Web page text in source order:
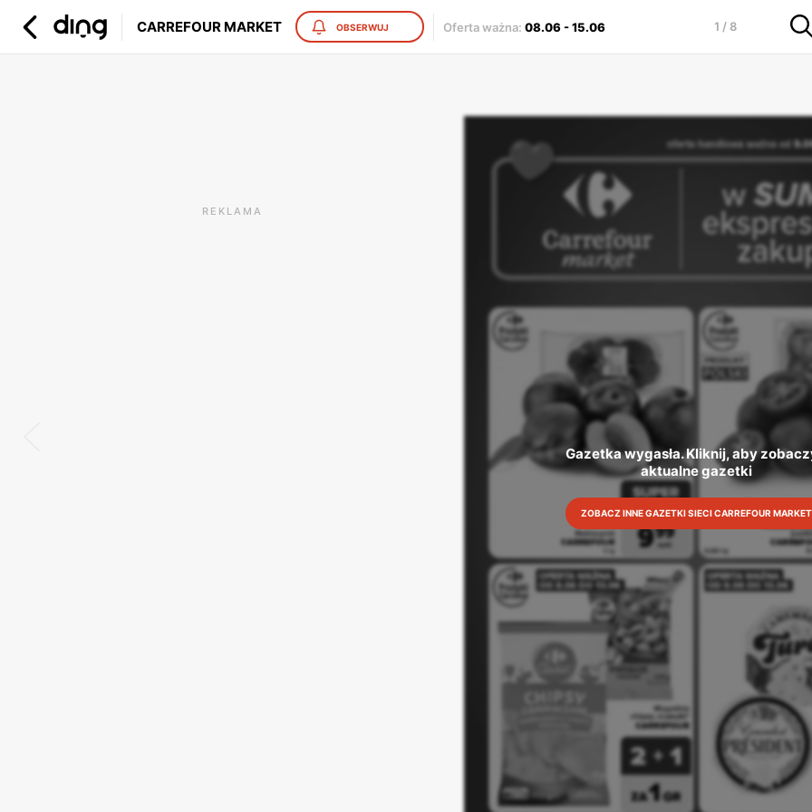
CARREFOUR MARKET OBSERWUJ Oferta ważna: 08.06-15.06 1 / 8
REKLAMA
Gazetka wygasła. Kliknij, aby
aktualne gazetki
ZOBACZ INNE GAZETKI SIECI CARREFOUR MARKET